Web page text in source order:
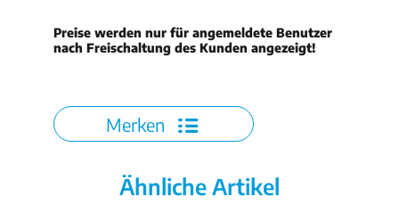
Preise werden nur für angemeldete Benutzer
nach Freischaltung des Kunden angezeigt!
Merken
Ähnliche Artikel